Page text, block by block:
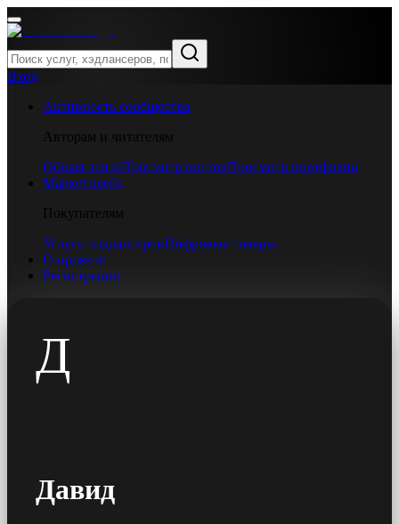
Вход
Активность сообщества
Авторам и читателям
Общая лентаПросмотр постовПросмотр портфолио
Маркетплейс
Покупателям
Услуги хэдлансеровЦифровые товары
О проекте
Регистрация
Д
Давид